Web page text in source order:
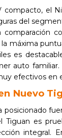
compacto, el
del
máxima
es
auto familiar.
efectivos en
Nuevo
posicionado
Tiguan es
integral.